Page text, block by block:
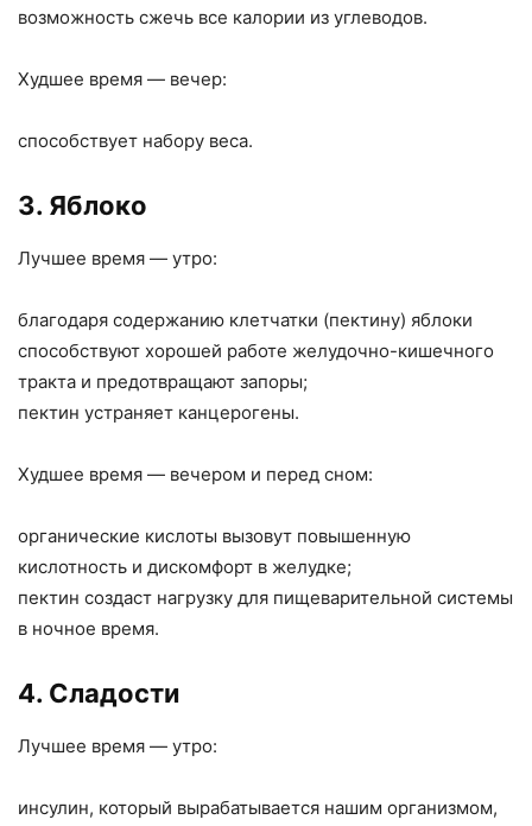
возможность сжечь все калории из углеводов.
Худшее время — вечер:
способствует набору веса.
3. Яблоко
Лучшее время — утро:
благодаря содержанию клетчатки (пектину) яблоки
способствуют хорошей работе желудочно-кишечного
тракта и предотвращают запоры;
пектин устраняет канцерогены.
Худшее время — вечером и перед сном:
органические кислоты вызовут повышенную
кислотность и дискомфорт в желудке;
пектин создаст нагрузку для пищеварительной системы
в ночное время.
4. Сладости
Лучшее время — утро:
инсулин, который вырабатывается нашим организмом,